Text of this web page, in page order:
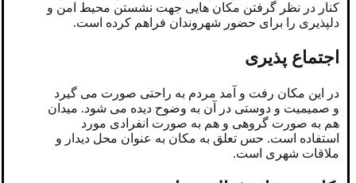
کنار در نظر گرفتن مکان هایی جهت نشستن محیط امن و
دلپذیری را برای حضور شهروندان فراهم کرده است.
اجتماع پذیری
در این مکان رفت و آمد مردم به راحتی صورت می گیرد
و صمیمیت و دوستی در آن به وضوح دیده می شود. میدان
هم به صورت گروهی و هم به صورت انفرادی مورد
استفاده است. حس تعلق به مکان به عنوان محل دیدار و
ملاقات شهری است.